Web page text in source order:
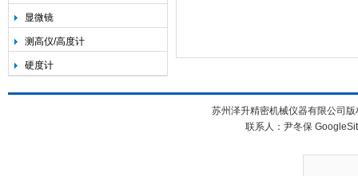
显微镜
测高仪/高度计
硬度计
苏州泽升精密机械仪器有限公司
联系人：尹冬保